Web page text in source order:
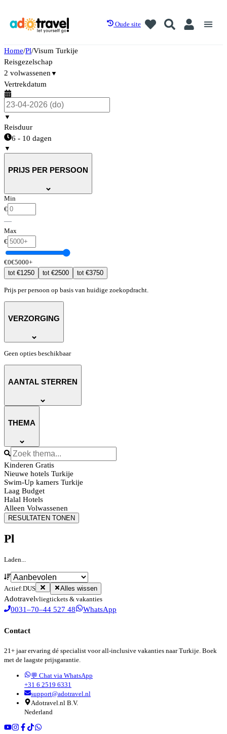
Oude site
Home/Pl/Visum Turkije
Reisgezelschap
2 volwassenen ▼
Vertrekdatum
▼
Reisduur
6 - 10 dagen
▼
PRIJS PER PERSOON
Min
€
—
Max
€
€0€5000+
tot€1250 tot€2500 tot€3750
Prijs per persoon op basis van huidige zoekopdracht.
VERZORGING
Geen opties beschikbaar
AANTAL STERREN
THEMA
Kinderen Gratis
Nieuwe hotels Turkije
Swim-Up kamers Turkije
Laag Budget
Halal Hotels
Alleen Volwassenen
RESULTATEN TONEN
Pl
Laden...
Actief:DUS Alles wissen
Adotravelvliegtickets & vakanties
0031–70–44 527 48 WhatsApp
Contact
21+ jaar ervaring dé specialist voor all-inclusive vakanties naar Turkije. Boek
met de laagste prijsgarantie.
💬 Chat via WhatsApp
+31 6 2519 6331
support@adotravel.nl
Adotravel.nl B.V.
Nederland